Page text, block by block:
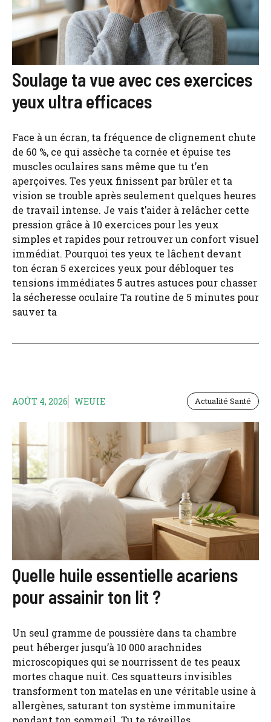
Soulage ta vue avec ces exercices
yeux ultra efficaces
Face à un écran, ta fréquence de clignement chute
de 60 %, ce qui assèche ta cornée et épuise tes
muscles oculaires sans même que tu t’en
aperçoives. Tes yeux finissent par brûler et ta
vision se trouble après seulement quelques heures
de travail intense. Je vais t’aider à relâcher cette
pression grâce à 10 exercices pour les yeux
simples et rapides pour retrouver un confort visuel
immédiat. Pourquoi tes yeux te lâchent devant
ton écran 5 exercices yeux pour débloquer tes
tensions immédiates 5 autres astuces pour chasser
la sécheresse oculaire Ta routine de 5 minutes pour
sauver ta
AOÛT 4, 2026 WEUIE Actualité Santé
Quelle huile essentielle acariens
pour assainir ton lit ?
Un seul gramme de poussière dans ta chambre
peut héberger jusqu’à 10 000 arachnides
microscopiques qui se nourrissent de tes peaux
mortes chaque nuit. Ces squatteurs invisibles
transforment ton matelas en une véritable usine à
allergènes, saturant ton système immunitaire